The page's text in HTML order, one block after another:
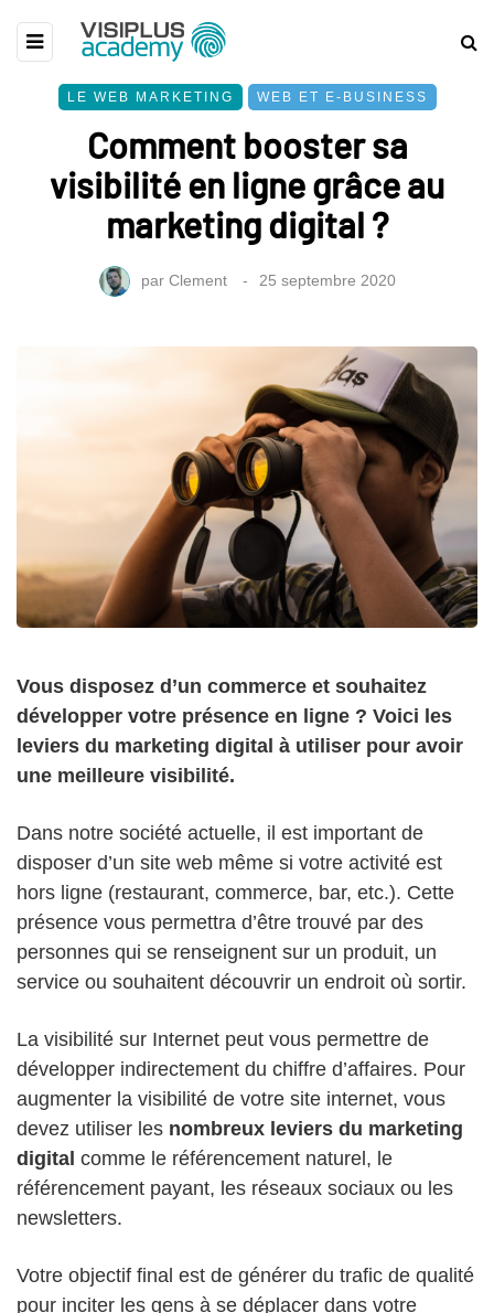
LE WEB MARKETING WEB ET E-BUSINESS
Comment booster sa
visibilité en ligne grâce au
marketing digital ?
par Clement 25 septembre 2020
Vous disposez d’un commerce et souhaitez
développer votre présence en ligne ? Voici les
leviers du marketing digital à utiliser pour avoir
une meilleure visibilité.
Dans notre société actuelle, il est important de
disposer d’un site web même si votre activité est
hors ligne (restaurant, commerce, bar, etc.). Cette
présence vous permettra d’être trouvé par des
personnes qui se renseignent sur un produit, un
service ou souhaitent découvrir un endroit où sortir.
La visibilité sur Internet peut vous permettre de
développer indirectement du chiffre d’affaires. Pour
augmenter la visibilité de votre site internet, vous
devez utiliser les nombreux leviers du marketing
digital comme le référencement naturel, le
référencement payant, les réseaux sociaux ou les
newsletters.
Votre objectif final est de générer du trafic de qualité
pour inciter les gens à se déplacer dans votre